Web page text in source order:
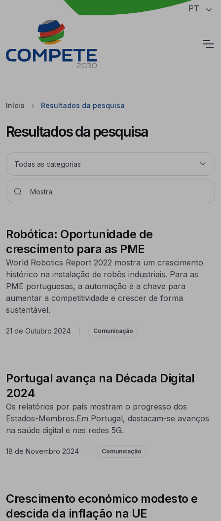
Saltar para o conteúdo principal da página PT
Início Resultados da pesquisa
Resultados da pesquisa
Robótica: Oportunidade de
crescimento para as PME
World Robotics Report 2022 mostra um crescimento
histórico na instalação de robôs industriais. Para as
PME portuguesas, a automação é a chave para
aumentar a competitividade e crescer de forma
sustentável.
21 de Outubro 2024 Comunicação
Portugal avança na Década Digital
2024
Os relatórios por país mostram o progresso dos
Estados-Membros.Em Portugal, destacam-se avanços
na saúde digital e nas redes 5G.
18 de Novembro 2024 Comunicação
Crescimento económico modesto e
descida da inflação na UE